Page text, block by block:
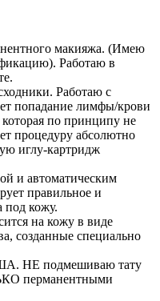
макияжа. (Имею
Работаю в
Работаю с
попадание лимфы/крови
которая по принципу не
процедуру абсолютно
иглу-картридж
и автоматическим
правильное и
под кожу.
на кожу в виде
созданные специально
НЕ подмешиваю тату
перманентными